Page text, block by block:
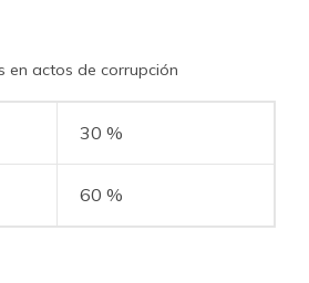
en actos de corrupción
30 %
60 %